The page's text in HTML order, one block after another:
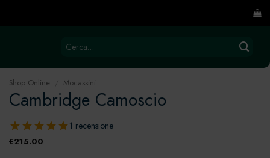
Cerca:
Shop Online Mocassini
Cambridge Camoscio
1 recensione
€215.00